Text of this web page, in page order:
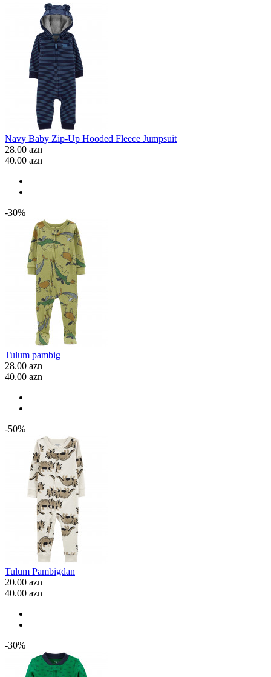
Navy Baby Zip-Up Hooded Fleece Jumpsuit
28.00 azn
40.00 azn
-30%
Tulum pambig
28.00 azn
40.00 azn
-50%
Tulum Pambigdan
20.00 azn
40.00 azn
-30%